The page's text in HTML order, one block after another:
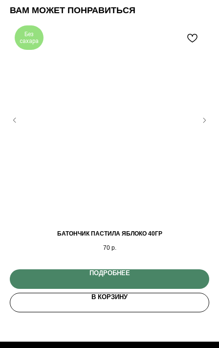
ВАМ МОЖЕТ ПОНРАВИТЬСЯ
Без
сахара
БАТОНЧИК ПАСТИЛА ЯБЛОКО 40ГР
70 р.
ПОДРОБНЕЕ
В КОРЗИНУ